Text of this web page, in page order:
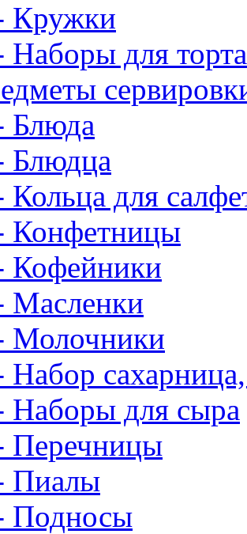
Кружки
Наборы для торта
Блюда
Блюдца
Кольца для
Конфетницы
Кофейники
Масленки
Молочники
Набор
Наборы для сыра
Перечницы
Пиалы
Подносы